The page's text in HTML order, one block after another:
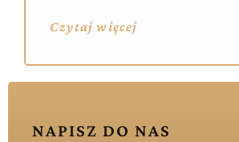
Czytaj więcej
NAPISZ DO NAS